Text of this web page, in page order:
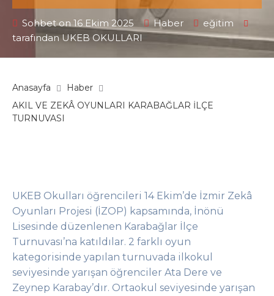
Sohbet on 16 Ekim 2025 Haber
eğitim
tarafındanUKEB OKULLARI
Anasayfa
Haber
AKIL VE ZEKÂ OYUNLARI KARABAĞLAR İLÇE
TURNUVASI
UKEB Okulları öğrencileri 14 Ekim’de İzmir Zekâ
Oyunları Projesi (İZOP) kapsamında, İnönü
Lisesinde düzenlenen Karabağlar İlçe
Turnuvası’na katıldılar. 2 farklı oyun
kategorisinde yapılan turnuvada ilkokul
seviyesinde yarışan öğrenciler Ata Dere ve
Zeynep Karabay’dır. Ortaokul seviyesinde yarışan